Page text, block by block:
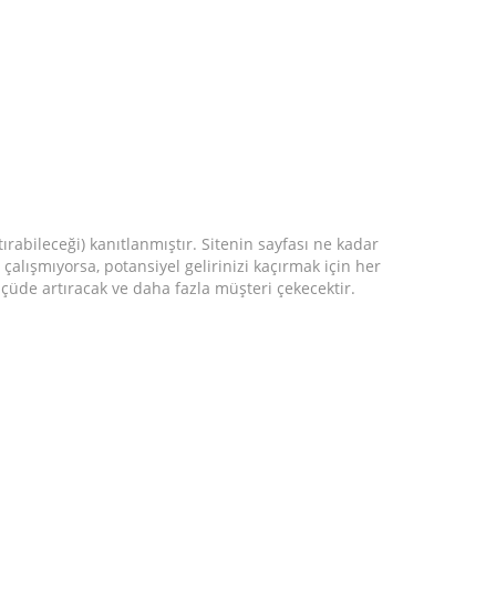
kanıtlanmıştır. Sitenin sayfası ne kadar
potansiyel gelirinizi kaçırmak için her
artıracak ve daha fazla müşteri çekecektir.